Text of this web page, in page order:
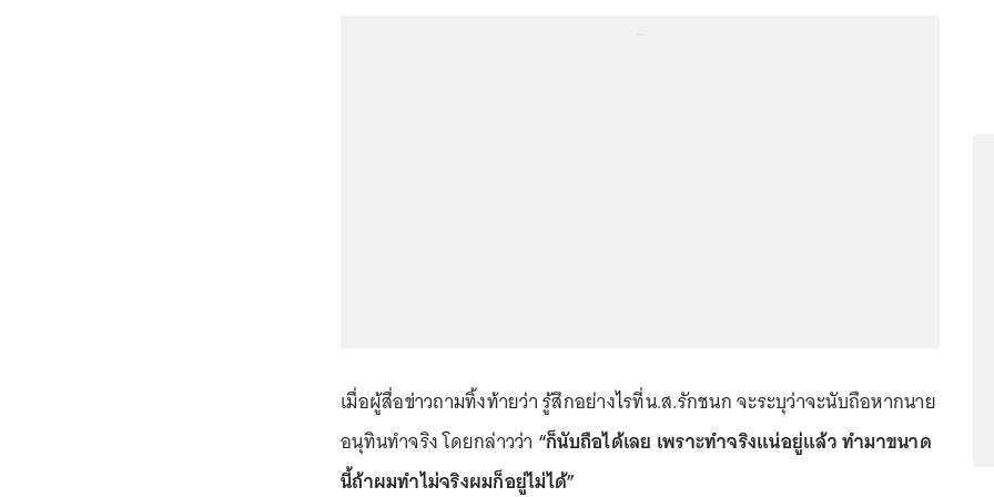
เมื่อผู้สื่อข่าวถามทิ้งท้ายว่า รู้สึกอย่างไรที่น.ส.รักชนก จะระบุว่าจะนับถือหากนาย
อนุทินทำจริง โดยกล่าวว่า “ก็นับถือได้เลย เพราะทำจริงแน่อยู่แล้ว ทำมาขนาด
นี้ถ้าผมทำไม่จริงผมก็อยู่ไม่ได้”